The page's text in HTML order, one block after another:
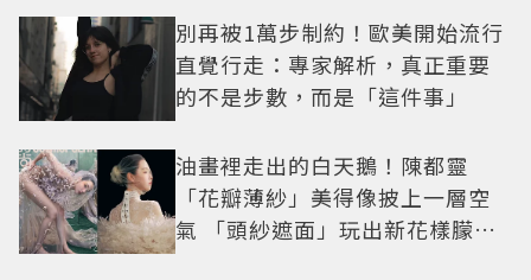
別再被1萬步制約！歐美開始流行
直覺行走：專家解析，真正重要
的不是步數，而是「這件事」
油畫裡走出的白天鵝！陳都靈
「花瓣薄紗」美得像披上一層空
氣 「頭紗遮面」玩出新花樣朦朧